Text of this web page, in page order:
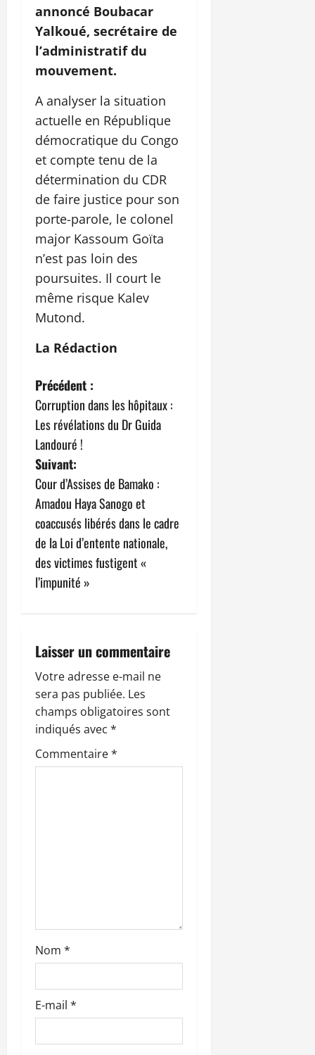
annoncé Boubacar
Yalkoué, secrétaire de
l’administratif du
mouvement.
A analyser la situation
actuelle en République
démocratique du Congo
et compte tenu de la
détermination du CDR
de faire justice pour son
porte-parole, le colonel
major Kassoum Goïta
n’est pas loin des
poursuites. Il court le
même risque Kalev
Mutond.
La Rédaction
N
a
v
i
g
a
t
i
n
d
’
a
r
e
Précédent :
Corruption dans les hôpitaux :
Les révélations du Dr Guida
Landouré !
Suivant:
Cour d’Assises de Bamako :
Amadou Haya Sanogo et
coaccusés libérés dans le cadre
de la Loi d’entente nationale,
des victimes fustigent «
l’impunité »
Laisser un commentaire
Votre adresse e-mail ne
sera pas publiée. Les
champs obligatoires sont
indiqués avec *
Commentaire*
Nom *
E-mail *